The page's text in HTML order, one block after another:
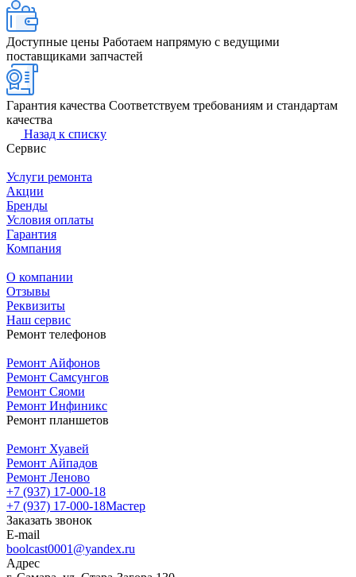
Доступные цены Работаем напрямую с ведущими
поставщиками запчастей
Гарантия качества Соответствуем требованиям и стандартам
качества
Назад к списку
Сервис
Услуги ремонта
Акции
Бренды
Условия оплаты
Гарантия
Компания
О компании
Отзывы
Реквизиты
Наш сервис
Ремонт телефонов
Ремонт Айфонов
Ремонт Самсунгов
Ремонт Сяоми
Ремонт Инфиникс
Ремонт планшетов
Ремонт Хуавей
Ремонт Айпадов
Ремонт Леново
+7 (937) 17-000-18
+7 (937) 17-000-18Мастер
Заказать звонок
E-mail
boolcast0001@yandex.ru
Адрес